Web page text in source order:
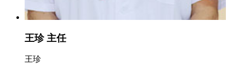
王珍 主任
王珍